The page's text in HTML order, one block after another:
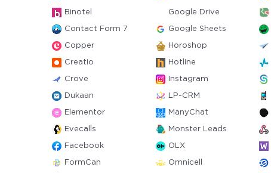
Binotel Google Drive
Contact Form 7 Google Sheets
Copper Horoshop
Creatio Hotline
Crove Instagram
Dukaan LP-CRM
Elementor ManyChat
Evecalls Monster Leads
Facebook OLX
FormCan Omnicell